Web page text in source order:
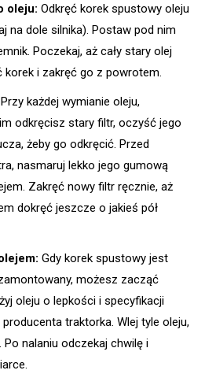
oleju: Odkręć korek spustowy oleju
na dole silnika). Postaw pod nim
Poczekaj, aż cały stary olej
korek i zakręć go z powrotem.
Przy każdej wymianie oleju,
odkręcisz stary filtr, oczyść jego
żeby go odkręcić. Przed
nasmaruj lekko jego gumową
Zakręć nowy filtr ręcznie, aż
dokręć jeszcze o jakieś pół
Gdy korek spustowy jest
możesz zacząć
oleju o lepkości i specyfikacji
traktorka. Wlej tyle oleju,
nalaniu odczekaj chwilę i